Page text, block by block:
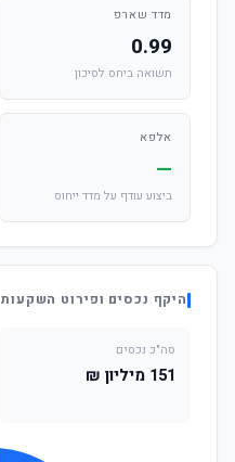
מדד שארפ
0.99
תשואה ביחס לסיכון
אלפא
—
ביצוע עודף על מדד ייחוס
היקף נכסים ופירוט השקעות
סה"כ נכסים
151 מיליון ₪